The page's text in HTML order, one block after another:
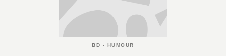
BD - HUMOUR